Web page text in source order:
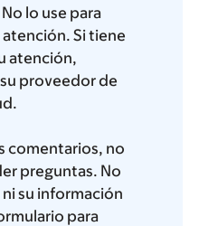
lo use para
Si tiene
atención,
proveedor de
comentarios, no
preguntas. No
su información
para